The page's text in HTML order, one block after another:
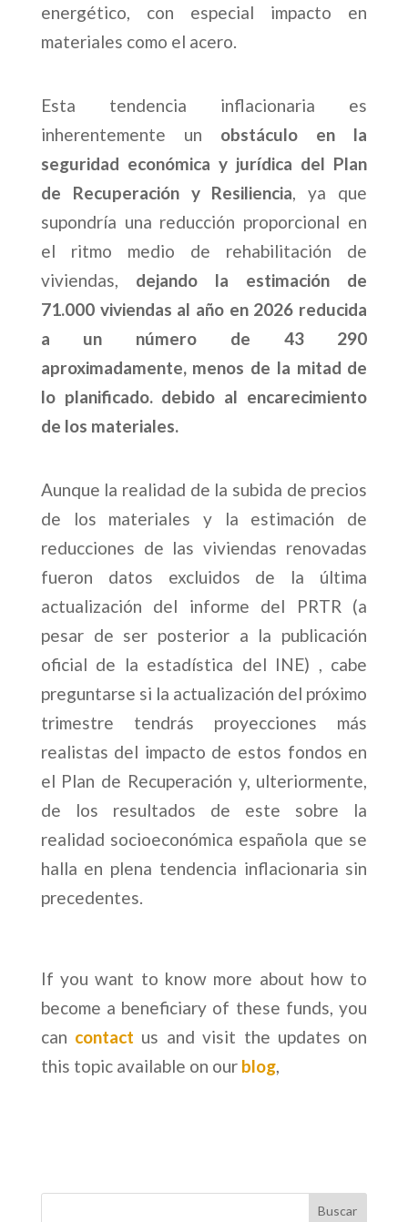
energético, con especial impacto en
materiales como el acero.
Esta tendencia inflacionaria es
inherentemente un obstáculo en la
seguridad económica y jurídica del Plan
de Recuperación y Resiliencia, ya que
supondría una reducción proporcional en
el ritmo medio de rehabilitación de
viviendas, dejando la estimación de
71.000 viviendas al año en 2026 reducida
a un número de 43 290
aproximadamente, menos de la mitad de
lo planificado. debido al encarecimiento
de los materiales.
Aunque la realidad de la subida de precios
de los materiales y la estimación de
reducciones de las viviendas renovadas
fueron datos excluidos de la última
actualización del informe del PRTR (a
pesar de ser posterior a la publicación
oficial de la estadística del INE) , cabe
preguntarse si la actualización del próximo
trimestre tendrás proyecciones más
realistas del impacto de estos fondos en
el Plan de Recuperación y, ulteriormente,
de los resultados de este sobre la
realidad socioeconómica española que se
halla en plena tendencia inflacionaria sin
precedentes.
If you want to know more about how to
become a beneficiary of these funds, you
can contact us and visit the updates on
this topic available on our blog,